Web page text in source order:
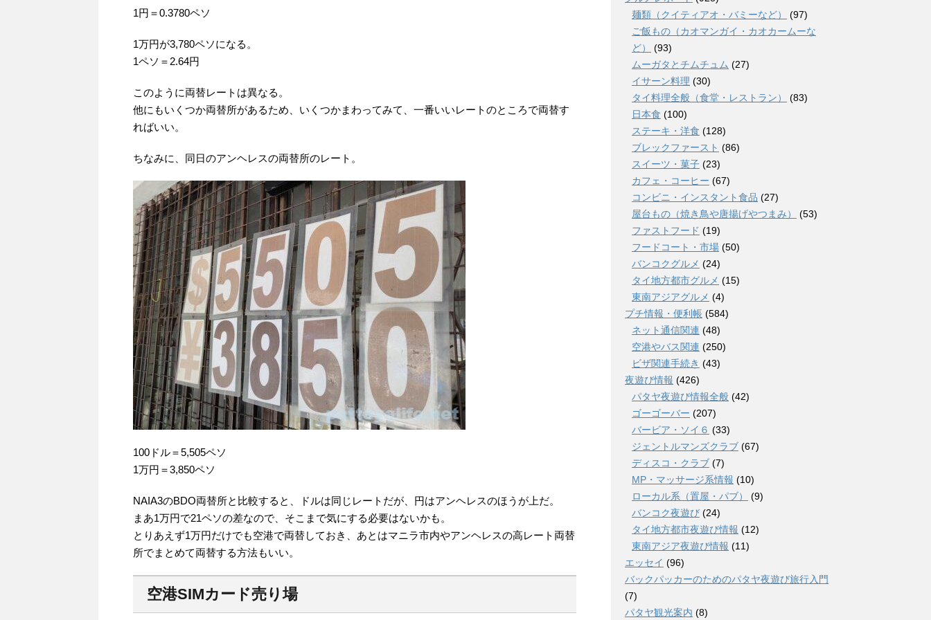
1円＝0.3780ペソ
1万円が3,780ペソになる。
1ペソ＝2.64円
このように両替レートは異なる。
他にもいくつか両替所があるため、いくつかまわってみて、一番いいレートのところで両替す
ればいい。
ちなみに、同日のアンヘレスの両替所のレート。
100ドル＝5,505ペソ
1万円＝3,850ペソ
NAIA3のBDO両替所と比較すると、ドルは同じレートだが、円はアンヘレスのほうが上だ。
まあ1万円で21ペソの差なので、そこまで気にする必要はないかも。
とりあえず1万円だけでも空港で両替しておき、あとはマニラ市内やアンヘレスの高レート両替
所でまとめて両替する方法もいい。
空港SIMカード売り場
麺類（クイティアオ・バミーなど）
(97)
ご飯もの（カオマンガイ・カオカームーな
ど）
(93)
ムーガタとチムチュム (27)
イサーン料理 (30)
タイ料理全般（食堂・レストラン）
(83)
日本食 (100)
ステーキ・洋食 (128)
ブレックファースト (86)
スイーツ・菓子 (23)
カフェ・コーヒー (67)
コンビニ・インスタント食品 (27)
屋台もの（焼き鳥や唐揚げやつまみ）
(53)
ファストフード (19)
フードコート・市場 (50)
バンコクグルメ (24)
タイ地方都市グルメ (15)
東南アジアグルメ (4)
プチ情報・便利帳 (584)
ネット通信関連 (48)
空港やバス関連 (250)
ビザ関連手続き (43)
夜遊び情報 (426)
パタヤ夜遊び情報全般 (42)
ゴーゴーバー (207)
バービア・ソイ６ (33)
ジェントルマンズクラブ (67)
ディスコ・クラブ (7)
MP・マッサージ系情報 (10)
ローカル系（置屋・パブ）
(9)
バンコク夜遊び (24)
タイ地方都市夜遊び情報 (12)
東南アジア夜遊び情報 (11)
エッセイ (96)
バックパッカーのためのパタヤ夜遊び旅行入門
(7)
パタヤ観光案内 (8)